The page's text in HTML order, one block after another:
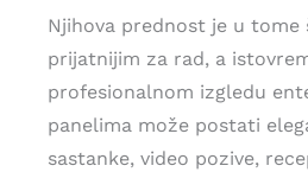
Njihova prednost je u
prijatnijim za rad, a
profesionalnom izgledu
panelima može postati
sastanke, video pozive,